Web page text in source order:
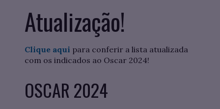
Atualização!
Clique aqui para conferir a lista atualizada
com os indicados ao Oscar 2024!
OSCAR 2024